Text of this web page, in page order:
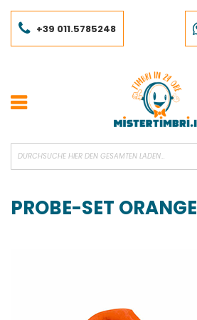
to
Content+39 011.5785248
Konto
PROBE-SET ORANGE